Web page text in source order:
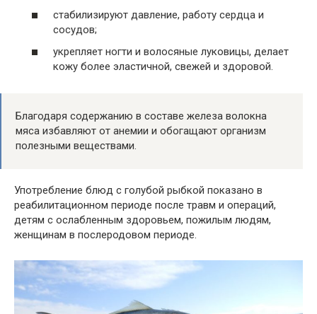
стабилизируют давление, работу сердца и
сосудов;
укрепляет ногти и волосяные луковицы, делает
кожу более эластичной, свежей и здоровой.
Благодаря содержанию в составе железа волокна
мяса избавляют от анемии и обогащают организм
полезными веществами.
Употребление блюд с голубой рыбкой показано в
реабилитационном периоде после травм и операций,
детям с ослабленным здоровьем, пожилым людям,
женщинам в послеродовом периоде.